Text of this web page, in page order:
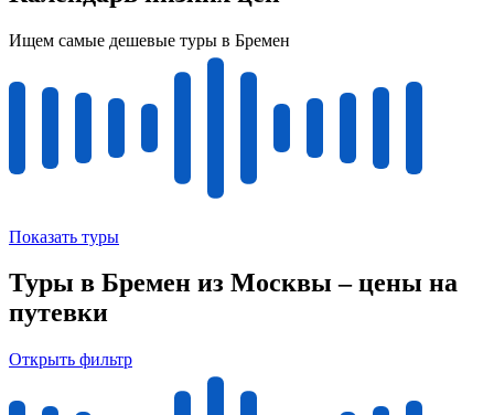
Ищем самые дешевые туры в Бремен
Показать туры
Туры в Бремен из Москвы – цены на
путевки
Открыть фильтр